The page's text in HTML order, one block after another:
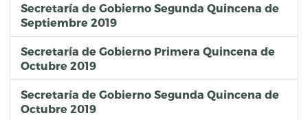
Secretaría de Gobierno Segunda Quincena de
Septiembre 2019
Secretaría de Gobierno Primera Quincena de
Octubre 2019
Secretaría de Gobierno Segunda Quincena de
Octubre 2019